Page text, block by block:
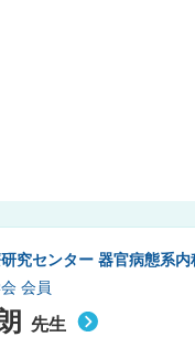
究センター 器官病態系
会員
先生